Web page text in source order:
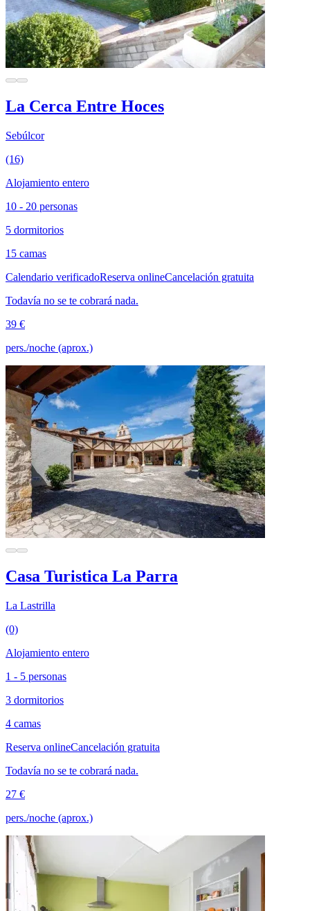
La Cerca Entre Hoces
Sebúlcor
(16)
Alojamiento entero
10 - 20 personas
5 dormitorios
15 camas
Calendario verificadoReserva onlineCancelación gratuita
Todavía no se te cobrará nada.
39 €
pers./noche (aprox.)
Casa Turistica La Parra
La Lastrilla
(0)
Alojamiento entero
1 - 5 personas
3 dormitorios
4 camas
Reserva onlineCancelación gratuita
Todavía no se te cobrará nada.
27 €
pers./noche (aprox.)